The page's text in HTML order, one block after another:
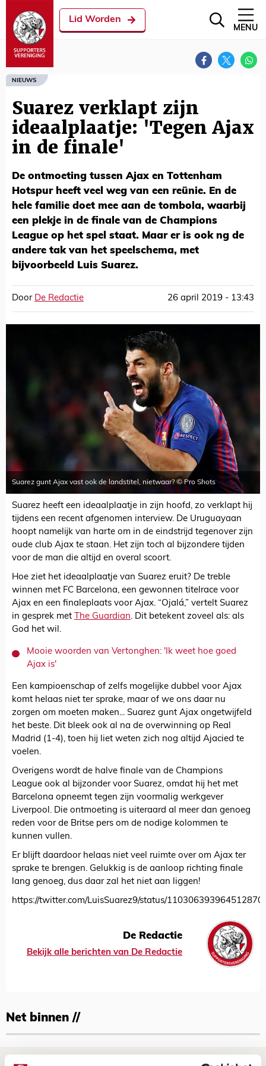
Lid Worden
MENU
NIEUWS
Suarez verklapt zijn
ideaalplaatje: 'Tegen Ajax
in de finale'
De ontmoeting tussen Ajax en Tottenham
Hotspur heeft veel weg van een reünie. En de
hele familie doet mee aan de tombola, waarbij
een plekje in de finale van de Champions
League op het spel staat. Maar er is ook ng de
andere tak van het speelschema, met
bijvoorbeeld Luis Suarez.
Door De Redactie 26 april 2019 - 13:43
Suarez gunt Ajax vast ook de landstitel, nietwaar? © Pro Shots
Suarez heeft een ideaalplaatje in zijn hoofd, zo verklapt hij
tijdens een recent afgenomen interview. De Uruguayaan
hoopt namelijk van harte om in de eindstrijd tegenover zijn
oude club Ajax te staan. Het zijn toch al bijzondere tijden
voor de man die altijd en overal scoort.
Hoe ziet het ideaalplaatje van Suarez eruit? De treble
winnen met FC Barcelona, een gewonnen titelrace voor
Ajax en een finaleplaats voor Ajax. “Ojalá,” vertelt Suarez
in gesprek met The Guardian. Dit betekent zoveel als: als
God het wil.
Mooie woorden van Vertonghen: 'Ik weet hoe goed
Ajax is'
Een kampioenschap of zelfs mogelijke dubbel voor Ajax
komt helaas niet ter sprake, maar of we ons daar nu
zorgen om moeten maken... Suarez gunt Ajax ongetwijfeld
het beste. Dit bleek ook al na de overwinning op Real
Madrid (1-4), toen hij liet weten zich nog altijd Ajacied te
voelen.
Overigens wordt de halve finale van de Champions
League ook al bijzonder voor Suarez, omdat hij het met
Barcelona opneemt tegen zijn voormalig werkgever
Liverpool. Die ontmoeting is uiteraard al meer dan genoeg
reden voor de Britse pers om de nodige kolommen te
kunnen vullen.
Er blijft daardoor helaas niet veel ruimte over om Ajax ter
sprake te brengen. Gelukkig is de aanloop richting finale
lang genoeg, dus daar zal het niet aan liggen!
https://twitter.com/LuisSuarez9/status/
De Redactie
Bekijk alle berichten van De Redactie
Net binnen //